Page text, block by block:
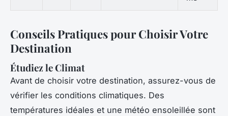
Conseils Pratiques pour Choisir Votre
Destination
Étudiez le Climat
Avant de choisir votre destination, assurez-vous de
vérifier les conditions climatiques. Des
températures idéales et une météo ensoleillée sont